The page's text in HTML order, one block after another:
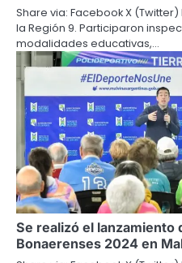
Share via: Facebook X
la Región 9. Participaron
modalidades educativas,…
Se realizó el lanzamiento
Bonaerenses 2024 en